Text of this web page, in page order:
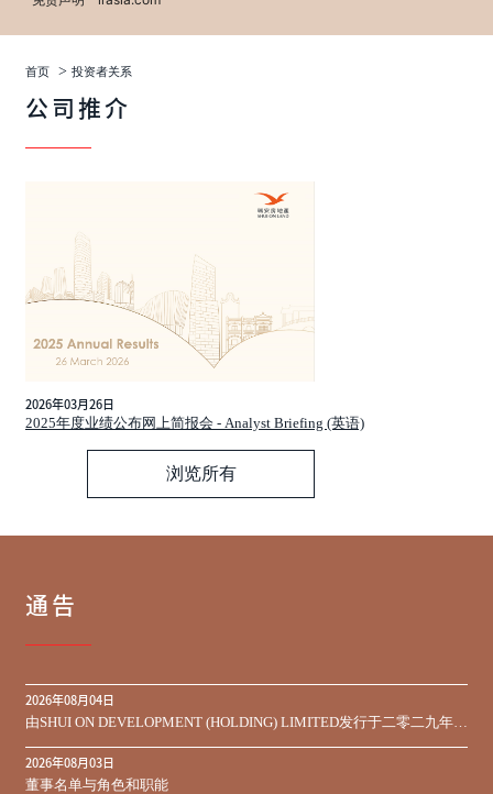
首页 > 投资者关系
公司推介
2026年03月26日
2025年度业绩公布网上简报会 - Analyst Briefing (英语)
浏览所有
通告
2026年08月04日
由SHUI ON DEVELOPMENT (HOLDING) LIMITED发行于二零二九年到
期之450,000,000美元9.75%优先票据之同意征求于届满期限前收到的
同意结果
2026年08月03日
董事名单与角色和职能